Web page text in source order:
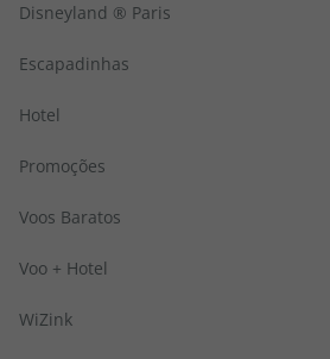
Disneyland ® Paris
Escapadinhas
Hotel
Promoções
Voos Baratos
Voo + Hotel
WiZink